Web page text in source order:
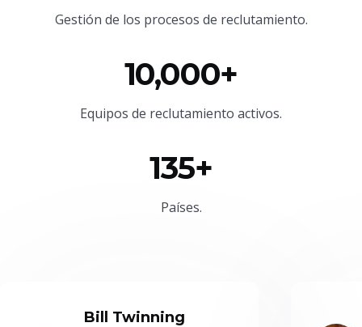
Gestión de los procesos de reclutamiento.
10,000+
Equipos de reclutamiento activos.
135+
Países.
Bill Twinning